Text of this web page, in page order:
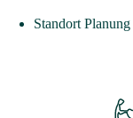
Standort Planung